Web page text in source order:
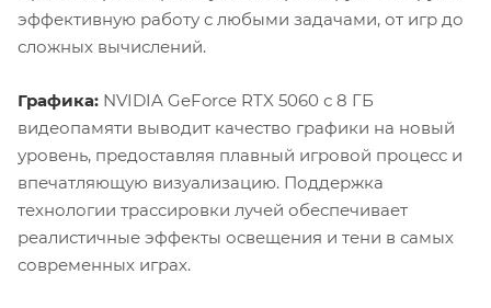
эффективную работу с любыми задачами, от игр до
сложных вычислений.
Графика: NVIDIA GeForce RTX 5060 с 8 ГБ
видеопамяти выводит качество графики на новый
уровень, предоставляя плавный игровой процесс и
впечатляющую визуализацию. Поддержка
технологии трассировки лучей обеспечивает
реалистичные эффекты освещения и тени в самых
современных играх.